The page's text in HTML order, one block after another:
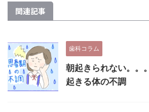
関連記事
歯科コラム
朝起きられない。。
起きる体の不調